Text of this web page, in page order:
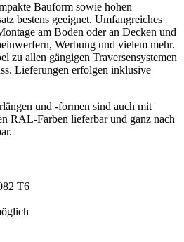
Bauform sowie hohen
bestens geeignet. Umfangreiches
am Boden oder an Decken und
Werbung und vielem mehr.
zu allen gängigen Traversensystemen
Lieferungen erfolgen inklusive
und -formen sind auch mit
RAL-Farben lieferbar und ganz nach
T6